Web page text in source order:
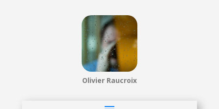
Olivier Raucroix